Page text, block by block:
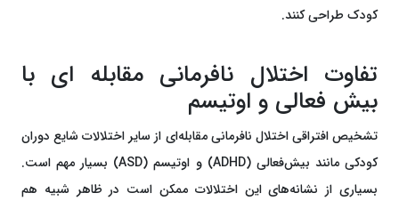
کودک طراحی کنند.
تفاوت اختلال نافرمانی مقابله ای با
بیش فعالی و اوتیسم
تشخیص افتراقی اختلال نافرمانی مقابله‌ای از سایر اختلالات شایع دوران
کودکی مانند بیش‌فعالی (ADHD) و اوتیسم (ASD) بسیار مهم است.
بسیاری از نشانه‌های این اختلالات ممکن است در ظاهر شبیه هم